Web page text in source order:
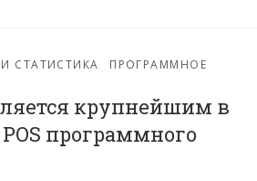
СТАТИСТИКА
ПРОГРАММНОЕ
крупнейшим в
программного